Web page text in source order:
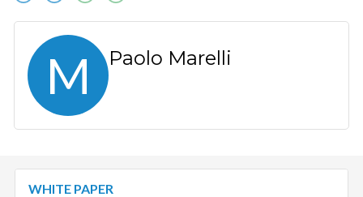
M Paolo Marelli
WHITE PAPER